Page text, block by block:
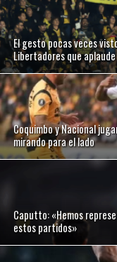
El gesto pocas veces
Libertadores que
Coquimbo y Nacional
mirando para el lado
Caputto: «Hemos
estos partidos»